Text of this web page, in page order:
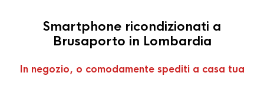
Smartphone ricondizionati a
Brusaporto in Lombardia
In negozio, o comodamente spediti a casa tua